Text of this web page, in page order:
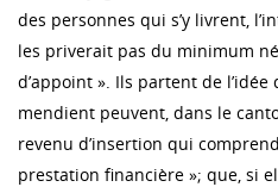
des personnes qui s’y livrent,
les priverait pas du minimum
d’appoint ». Ils partent de
mendient peuvent, dans le
revenu d’insertion qui
prestation financière »; que, si